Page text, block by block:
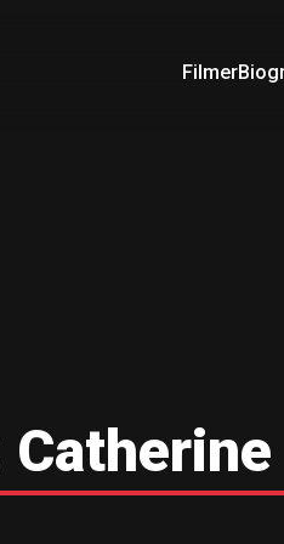
Filmer
Catherine